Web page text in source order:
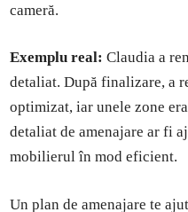
cameră.
Exemplu real: Claudia a
detaliat. După finalizare, a
optimizat, iar unele zone
detaliat de amenajare ar fi
mobilierul în mod eficient.
Un plan de amenajare te